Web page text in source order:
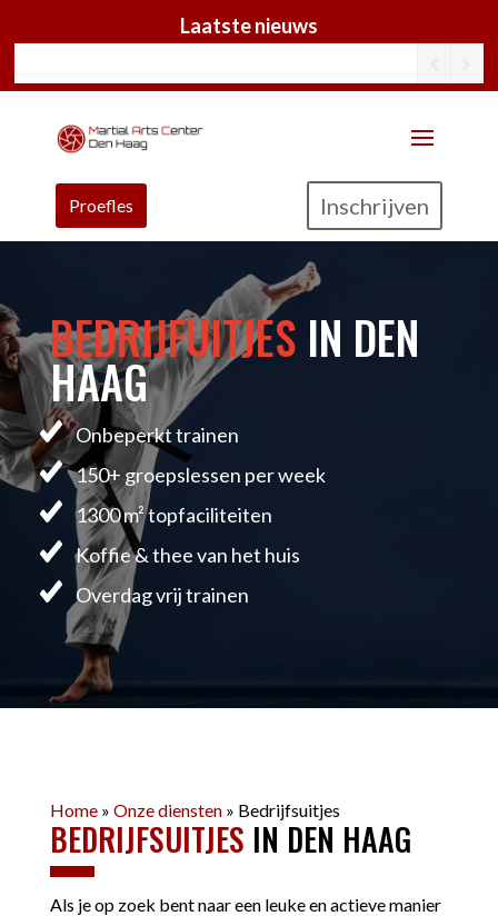
Laatste nieuws
Proefles Inschrijven
BEDRIJFUITJESIN DEN
HAAG
Onbeperkt trainen
150+ groepslessen per week
1300 m² topfaciliteiten
Koffie & thee van het huis
Overdag vrij trainen
Home» Onze diensten» Bedrijfsuitjes
BEDRIJFSUITJES IN DEN HAAG
Als je op zoek bent naar een leuke en actieve manier